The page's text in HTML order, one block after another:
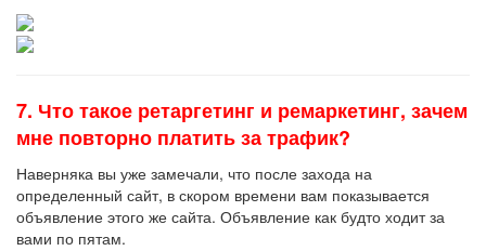
7. Что такое ретаргетинг и ремаркетинг, зачем
мне повторно платить за трафик?
Наверняка вы уже замечали, что после захода на
определенный сайт, в скором времени вам показывается
объявление этого же сайта. Объявление как будто ходит за
вами по пятам.